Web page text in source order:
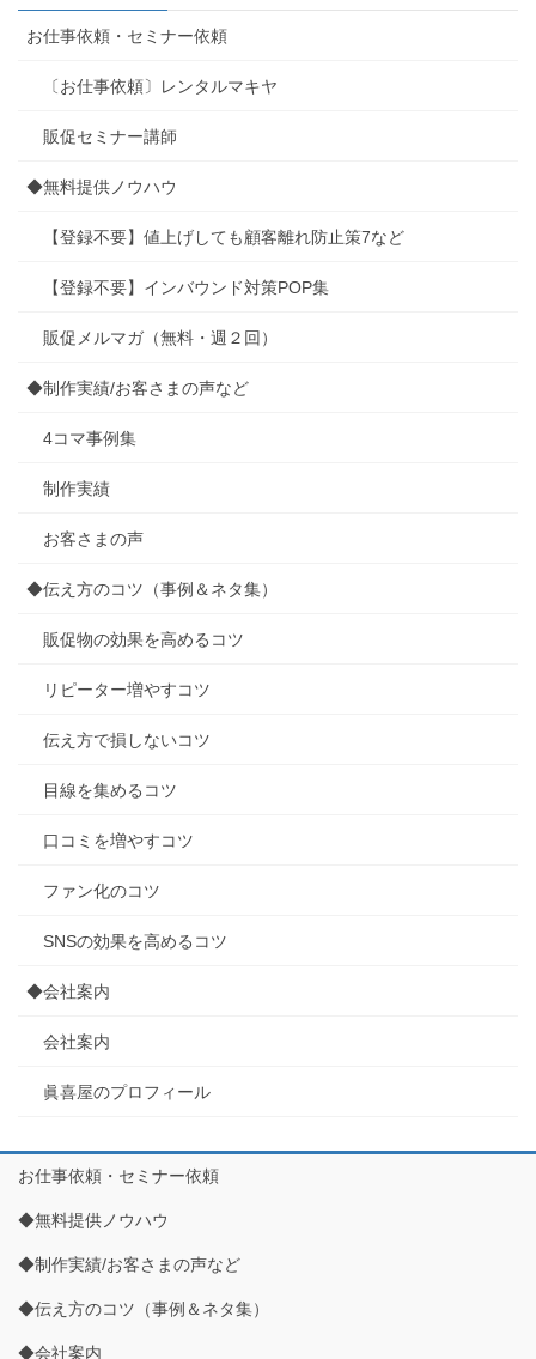
お仕事依頼・セミナー依頼
〔お仕事依頼〕レンタルマキヤ
販促セミナー講師
◆無料提供ノウハウ
【登録不要】値上げしても顧客離れ防止策7など
【登録不要】インバウンド対策POP集
販促メルマガ（無料・週２回）
◆制作実績/お客さまの声など
4コマ事例集
制作実績
お客さまの声
◆伝え方のコツ（事例＆ネタ集）
販促物の効果を高めるコツ
リピーター増やすコツ
伝え方で損しないコツ
目線を集めるコツ
口コミを増やすコツ
ファン化のコツ
SNSの効果を高めるコツ
◆会社案内
会社案内
眞喜屋のプロフィール
お仕事依頼・セミナー依頼
◆無料提供ノウハウ
◆制作実績/お客さまの声など
◆伝え方のコツ（事例＆ネタ集）
◆会社案内